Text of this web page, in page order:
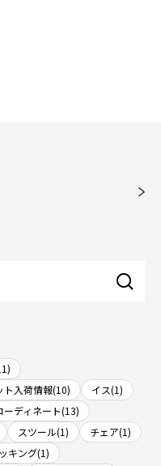
ト入荷情報(10)
イス(1)
ーディネート(13)
スツール(1)
チェア(1)
キング(1)